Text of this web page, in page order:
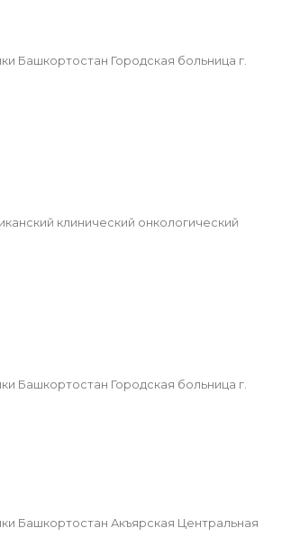
Башкортостан Городская больница г.
клинический онкологический
Башкортостан Городская больница г.
Башкортостан Акъярская Центральная